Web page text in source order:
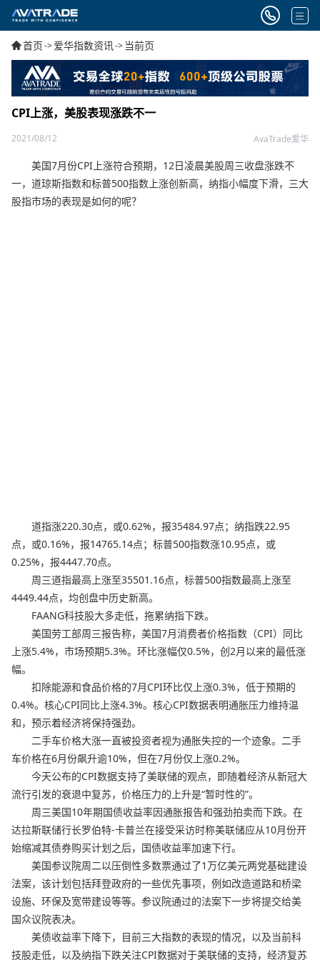
首页->爱华指数资讯-> 当前页
CPI上涨，美股表现涨跌不一
2021/08/12 AvaTrade爱华
美国7月份CPI上涨符合预期，12日凌晨美股周三收盘涨跌不
一，道琼斯指数和标普500指数上涨创新高，纳指小幅度下滑，三大
股指市场的表现是如何的呢？
道指涨220.30点，或0.62%，报35484.97点；纳指跌22.95
点，或0.16%，报14765.14点；标普500指数涨10.95点，或
0.25%，报4447.70点。
周三道指最高上涨至35501.16点，标普500指数最高上涨至
4449.44点，均创盘中历史新高。
FAANG科技股大多走低，拖累纳指下跌。
美国劳工部周三报告称，美国7月消费者价格指数（CPI）同比
上涨5.4%，市场预期5.3%。环比涨幅仅0.5%，创2月以来的最低涨
幅。
扣除能源和食品价格的7月CPI环比仅上涨0.3%，低于预期的
0.4%。核心CPI同比上涨4.3%。核心CPI数据表明通胀压力维持温
和，预示着经济将保持强劲。
二手车价格大涨一直被投资者视为通胀失控的一个迹象。二手
车价格在6月份飙升逾10%，但在7月份仅上涨0.2%。
今天公布的CPI数据支持了美联储的观点，即随着经济从新冠大
流行引发的衰退中复苏，价格压力的上升是“暂时性的”。
周三美国10年期国债收益率因通胀报告和强劲拍卖而下跌。在
达拉斯联储行长罗伯特-卡普兰在接受采访时称美联储应从10月份开
始缩减其债券购买计划之后，国债收益率加速下行。
美国参议院周二以压倒性多数票通过了1万亿美元两党基础建设
法案，该计划包括拜登政府的一些优先事项，例如改造道路和桥梁
设施、环保及宽带建设等等。参议院通过的法案下一步将提交给美
国众议院表决。
美债收益率下降下，目前三大指数的表现的情况，以及当前科
技股走低，以及纳指下跌关注CPI数据对于美联储的支持，经济复苏